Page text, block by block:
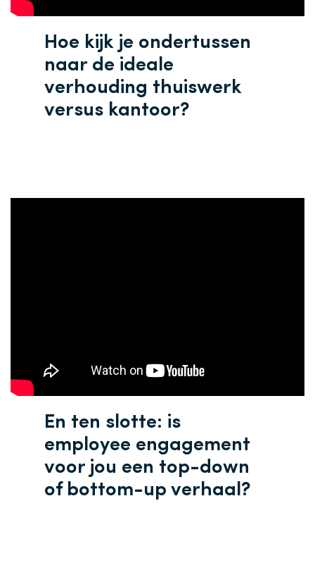
Hoe kijk je ondertussen
naar de ideale
verhouding thuiswerk
versus kantoor?
En ten slotte: is
employee engagement
voor jou een top-down
of bottom-up verhaal?